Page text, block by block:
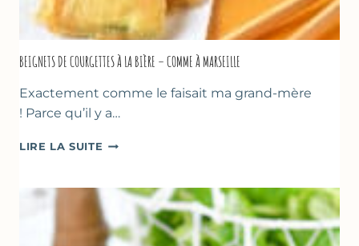
BEIGNETS DE COURGETTES À LA BIÈRE – COMME À MARSEILLE
Exactement comme le faisait ma grand-mère
! Parce qu’il y a…
LIRE LA SUITE BEIGNETS
LA
BIÈRE
–